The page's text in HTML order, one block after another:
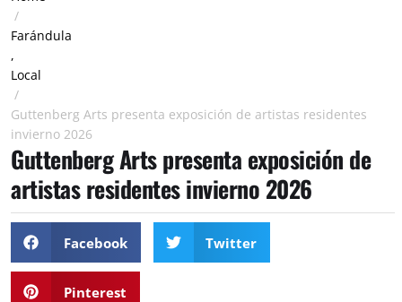
/
Farándula
,
Local
/
Guttenberg Arts presenta exposición de artistas residentes
invierno 2026
Guttenberg Arts presenta exposición de
artistas residentes invierno 2026
Facebook Twitter
Pinterest